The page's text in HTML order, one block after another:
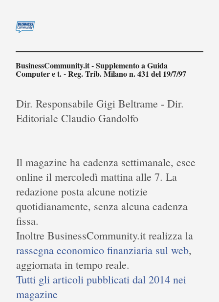
BusinessCommunity.it - Supplemento a Guida
Computer e t. - Reg. Trib. Milano n. 431 del 19/7/97
Dir. Responsabile Gigi Beltrame - Dir.
Editoriale Claudio Gandolfo
Il magazine ha cadenza settimanale, esce
online il mercoledì mattina alle 7. La
redazione posta alcune notizie
quotidianamente, senza alcuna cadenza
fissa.
Inoltre BusinessCommunity.it realizza la
rassegna economico finanziaria sul web,
aggiornata in tempo reale.
Tutti gli articoli pubblicati dal 2014 nei
magazine